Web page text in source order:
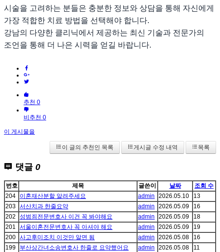
시술을 고려하는 분들은 충분한 정보와 상담을 통해 자신에게
가장 적합한 치료 방법을 선택해야 합니다.
강남의 다양한 클리닉에서 제공하는 최신 기술과 전문가의
조언을 통해 더 나은 시력을 얻길 바랍니다.
추천 0
비추천 0
이 게시물을
이 글의 추천인 목록 게시글 수정 내역 목록
댓글 0
번호 제목 글쓴이 날짜
조회 수
204
이혼재산분할 알려주세요 admin 2026.05.10
13
203 서산치과 한줄요약 admin 2026.05.09
16
202
성범죄전문변호사 이건 꼭 봐야해요 admin 2026.05.09
18
201
서울이혼전문변호사 꼭 아셔야 해요 admin 2026.05.09
19
200 사고후미조치 이것만 알면 됨 admin 2026.05.08
16
199
부산상간녀소송변호사 한줄로 요약했어요 admin 2026.05.08
11